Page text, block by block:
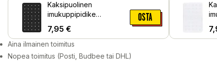
Kaksipuolinen
imukuppipidike
7,95 €
OSTA
Aina ilmainen toimitus
Nopea toimitus (Posti, Budbee tai DHL)